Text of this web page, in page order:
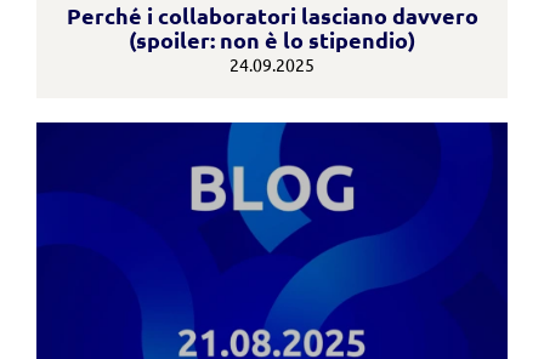
Perché i collaboratori lasciano davvero
(spoiler: non è lo stipendio)
24.09.2025